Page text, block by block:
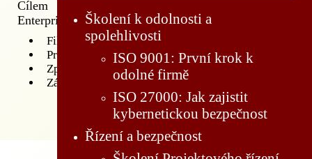
Školení k odolnosti a
spolehlivosti
ISO 9001: První krok k
odolné firmě
ISO 27000: Jak zajistit
kybernetickou bezpečnost
Řízení a bezpečnost
Cílem kurzu je naučit rutinní práci s nástrojem
Enterprise Architect:
Filozofie nástroje a ovládání
Praktické používání nástroje
Způsoby ukládání a sdílení dat
Základy exportování modelu